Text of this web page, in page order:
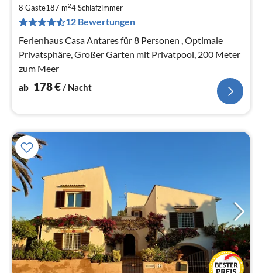
8 Gäste187 m24Schlafzimmer
12 Bewertungen
Ferienhaus Casa Antares für 8 Personen , Optimale
Privatsphäre, Großer Garten mit Privatpool, 200 Meter
zum Meer
ab 178€/ Nacht